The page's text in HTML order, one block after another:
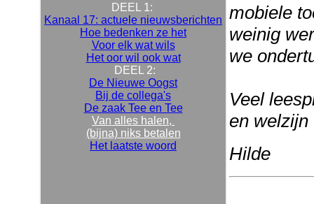
DEEL 1:
Kanaal 17: actuele nieuwsberichten
Hoe bedenken ze het
Voor elk wat wils
Het oor wil ook wat
DEEL 2:
De Nieuwe Oogst
Bij de collega's
De zaak Tee en Tee
Van alles halen,
(bijna) niks betalen
Het laatste woord
mobiele
weinig
we
Veel
en welzijn
Hilde